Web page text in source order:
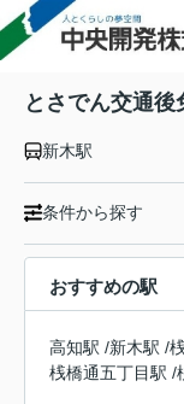
とさでん交通
新木駅
条件から探す
おすすめの駅
高知駅 /新木駅 /
桟橋通五丁目駅 /